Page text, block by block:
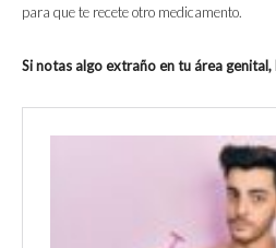
para que te recete otro medicamento.
Si notas algo extraño en tu área